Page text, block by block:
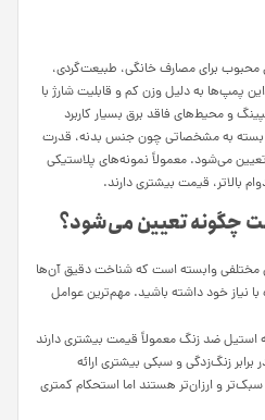
محبوب برای مصارف خانگی، طبیعت‌گردی،
پمپ‌ها به دلیل وزن کم و قابلیت شارژ با
و محیط‌های فاقد برق بسیار کاربرد
بسته به مشخصاتی چون جنس بدنه، قدرت
می‌شود. معمولاً نمونه‌های پلاستیکی
بالاتر، قیمت بیشتری دارند.
ولت به عوامل مختلفی وابسته است که شناخت دقیق آن‌ها
نیاز خود داشته باشید. مهم‌ترین عوامل
استیل ضد زنگ معمولاً قیمت بیشتری دارند
برابر زنگ‌زدگی و سبکی بیشتری ارائه
و ارزان‌تر هستند اما استحکام کمتری